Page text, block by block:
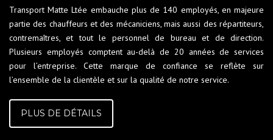
Transport Matte Ltée embauche plus de 140 employés, en majeure
partie des chauffeurs et des mécaniciens, mais aussi des répartiteurs,
contremaîtres, et tout le personnel de bureau et de direction.
Plusieurs employés comptent au-delà de 20 années de services
pour l’entreprise. Cette marque de confiance se reflète sur
l’ensemble de la clientèle et sur la qualité de notre service.
PLUS DE DÉTAILS